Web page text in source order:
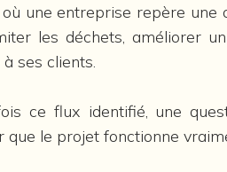
une entreprise repère une
les déchets, améliorer
ses clients.
ce flux identifié, une
que le projet fonctionne